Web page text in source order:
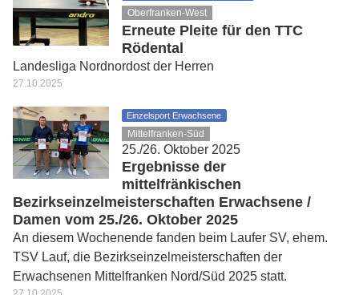
Oberfranken-West
Erneute Pleite für den TTC
Rödental
Landesliga Nordnordost der Herren
27.10.2025
Einzelsport Erwachsene
Mittelfranken-Süd
25./26. Oktober 2025
Ergebnisse der
mittelfränkischen
Bezirkseinzelmeisterschaften Erwachsene /
Damen vom 25./26. Oktober 2025
An diesem Wochenende fanden beim Laufer SV, ehem.
TSV Lauf, die Bezirkseinzelmeisterschaften der
Erwachsenen Mittelfranken Nord/Süd 2025 statt.